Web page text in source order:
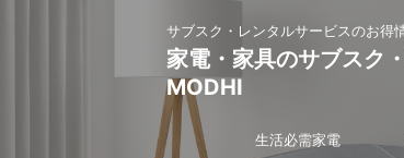
サブスク・レンタルサービスのお得
家電・家具のサブスク
MODHI
生活必需家電